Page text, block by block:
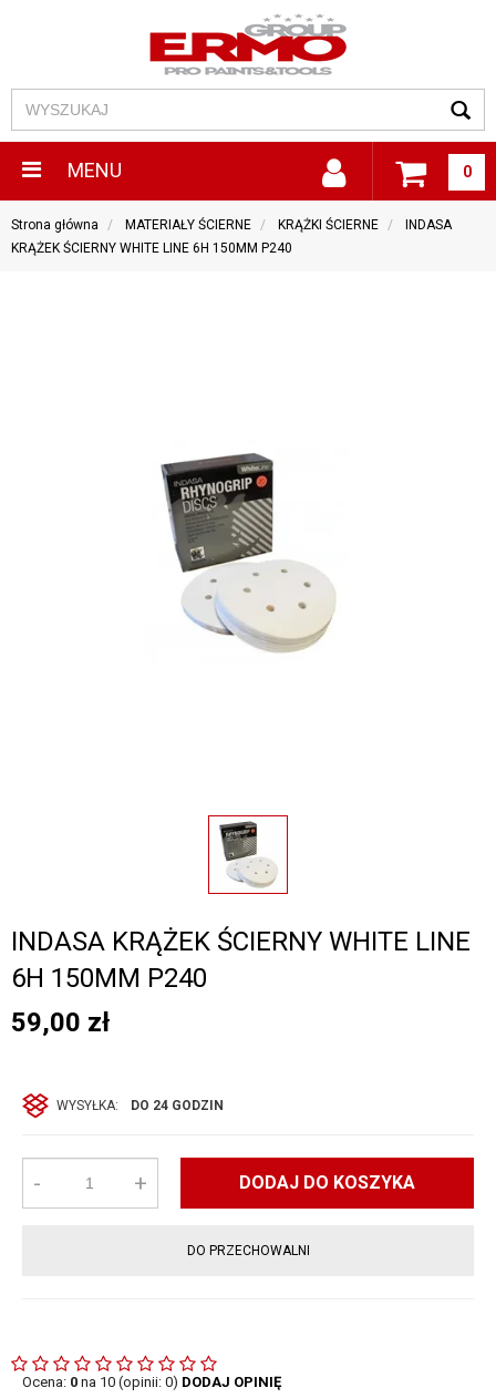
MENU 0
Strona główna MATERIAŁY ŚCIERNE KRĄŻKI ŚCIERNE
INDASA
KRĄŻEK ŚCIERNY WHITE LINE 6H 150MM P240
INDASA KRĄŻEK ŚCIERNY WHITE LINE
6H 150MM P240
59,00 zł
WYSYŁKA: DO 24 GODZIN
- + DODAJ DO KOSZYKA
DO PRZECHOWALNI
Ocena: 0 na 10 (opinii: 0) DODAJ OPINIĘ